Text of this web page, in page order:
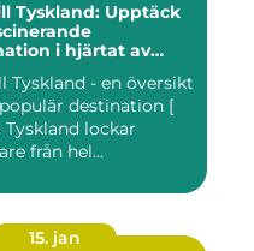
Tyskland: Upptäck
i hjärtat av
Tyskland - en översikt
destination [
Tyskland lockar
från hel...
15. jan